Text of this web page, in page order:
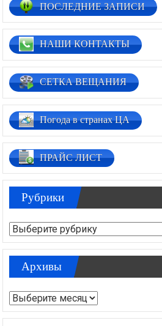
ПОСЛЕДНИЕ ЗАПИСИ
НАШИ КОНТАКТЫ
СЕТКА ВЕЩАНИЯ
Погода в странах ЦА
ПРАЙС ЛИСТ
Рубрики
Рубрики
Архивы
Архивы